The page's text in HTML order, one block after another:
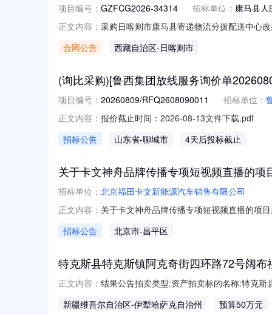
项目编号： GZFCG2026-34314 招标单位： 康马县人
正文内容： 采购日喀则市康马县寄递物流分拨配送中心
系方式:18189081823供应商（乙方）:四川
合同公告 西藏自治区-日喀则市
(询比采购)[鲁西集团放线服务询价单
项目编号： 20260809/RFQ2608090011 招标单位：
正文内容： 报价截止时间：2026-08-13文件下载.pdf
招标公告
山东省-聊城市 4天后投标截止
关于卡文神舟品牌传播专项短视频直播的项
招标单位： 北京福田卡文新能源汽车销售有限公司
正文内容： 关于卡文神舟品牌传播专项短视频直播的项
招标公告
北京市-昌平区
特克斯县特克斯镇阿克奇街四环路72号阔
正文内容： 结果公告拍卖类型:资产拍卖标的名称:特克
07/HuuTa0JW2g6VAw8WXL4e.jpghttps://
新疆维吾尔自治区-伊犁哈萨克自治州 预算50万元